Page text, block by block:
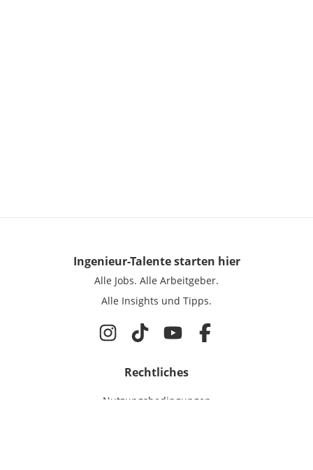
Ingenieur-Talentestarten hier
Alle Jobs. Alle Arbeitgeber.
Alle Insights und Tipps.
Rechtliches
Nutzungsbedingungen